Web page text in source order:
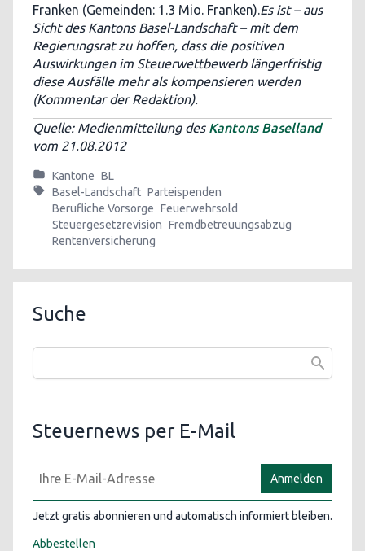
Franken (Gemeinden: 1.3 Mio. Franken).Es ist – aus
Sicht des Kantons Basel-Landschaft – mit dem
Regierungsrat zu hoffen, dass die positiven
Auswirkungen im Steuerwettbewerb längerfristig
diese Ausfälle mehr als kompensieren werden
(Kommentar der Redaktion).
Quelle: Medienmitteilung des Kantons Baselland
vom 21.08.2012
Kantone BL
Basel-Landschaft Parteispenden
Berufliche Vorsorge Feuerwehrsold
Steuergesetzrevision Fremdbetreuungsabzug
Rentenversicherung
Suche
Steuernews per E-Mail
Anmelden
Jetzt gratis abonnieren und automatisch informiert bleiben.
Abbestellen